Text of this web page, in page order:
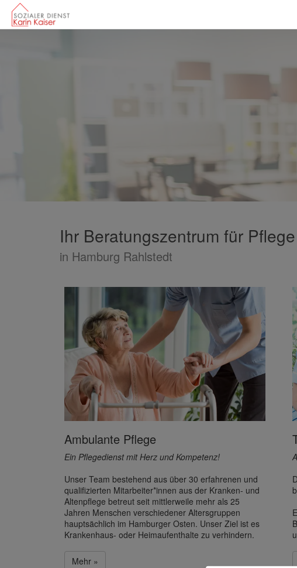
Ihr Beratungszentrum für
in Hamburg Rahlstedt
Ambulante Pflege
Ein Pflegedienst mit Herz und Kompetenz!
Unser Team bestehend aus über 30 erfahrenen und
qualifizierten Mitarbeiter*innen aus der Kranken- und
Altenpflege betreut seit mittlerweile mehr als 25
Jahren Menschen verschiedener Altersgruppen
hauptsächlich im Hamburger Osten. Unser Ziel ist es
Krankenhaus- oder Heimaufenthalte zu verhindern.
Mehr »